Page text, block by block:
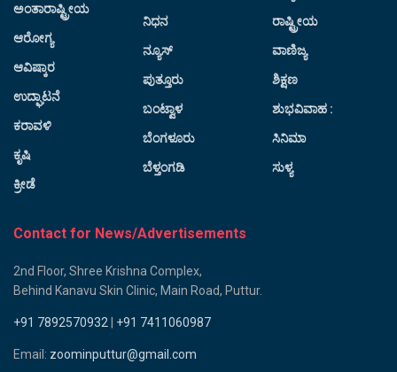
ಅಂತಾರಾಷ್ಟ್ರೀಯ
ಆರೋಗ್ಯ
ಆವಿಷ್ಕಾರ
ಉದ್ಘಾಟನೆ
ಕರಾವಳಿ
ಕೃಷಿ
ಕ್ರೀಡೆ
ನಿಧನ
ನ್ಯೂಸ್
ಪುತ್ತೂರು
ಬಂಟ್ವಾಳ
ಬೆಂಗಳೂರು
ಬೆಳ್ತಂಗಡಿ
ರಾಷ್ಟ್ರೀಯ
ವಾಣಿಜ್ಯ
ಶಿಕ್ಷಣ
ಶುಭವಿವಾಹ :
ಸಿನಿಮಾ
ಸುಳ್ಯ
Contact for News/Advertisements
2nd Floor, Shree Krishna Complex,
Behind Kanavu Skin Clinic, Main Road, Puttur.
+91 7892570932 +91 7411060987
Email: zoominputtur@gmail.com